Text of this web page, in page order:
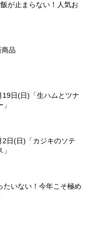
が止まらない！人気お
商品
19日(日)「生ハムとツナ
2日(日)「カジキのソテ
たいない！今年こそ極め